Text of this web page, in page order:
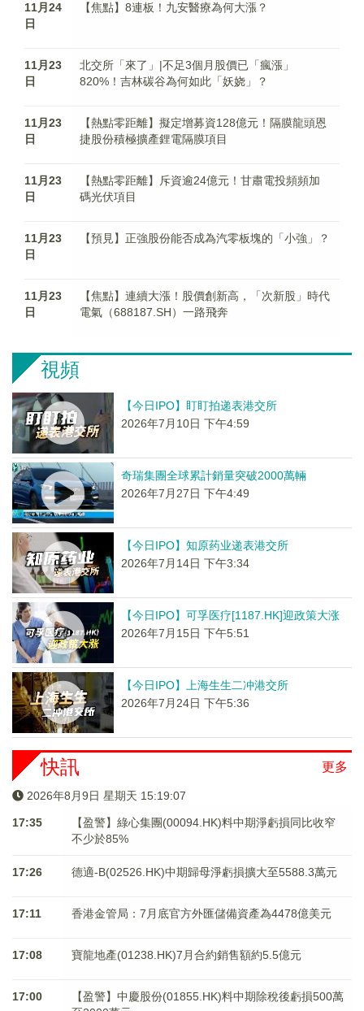
11月24
日
【焦點】8連板！九安醫療為何大漲？
11月23
日
北交所「來了」|不足3個月股價已「瘋漲」
820%！吉林碳谷為何如此「妖娆」？
11月23
日
【熱點零距離】擬定增募資128億元！隔膜龍頭恩
捷股份積極擴產鋰電隔膜項目
11月23
日
【熱點零距離】斥資逾24億元！甘肅電投頻頻加
碼光伏項目
11月23
日
【預見】正強股份能否成為汽零板塊的「小強」？
11月23
日
【焦點】連續大漲！股價創新高，「次新股」時代
電氣（688187.SH）一路飛奔
視頻
【今日IPO】盯盯拍递表港交所
2026年7月10日 下午4:59
奇瑞集團全球累計銷量突破2000萬輛
2026年7月27日 下午4:49
【今日IPO】知原药业递表港交所
2026年7月14日 下午3:34
【今日IPO】可孚医疗[1187.HK]迎政策大涨
2026年7月15日 下午5:51
【今日IPO】上海生生二冲港交所
2026年7月24日 下午5:36
更多
快訊
2026年8月9日 星期天 15:19:07
17:35
【盈警】綠心集團(00094.HK)料中期淨虧損同比收窄
不少於85%
17:26 德適-B(02526.HK)中期歸母淨虧損擴大至5588.3萬元
17:11 香港金管局：7月底官方外匯儲備資產為4478億美元
17:08 寶龍地產(01238.HK)7月合約銷售額約5.5億元
17:00
【盈警】中慶股份(01855.HK)料中期除稅後虧損500萬